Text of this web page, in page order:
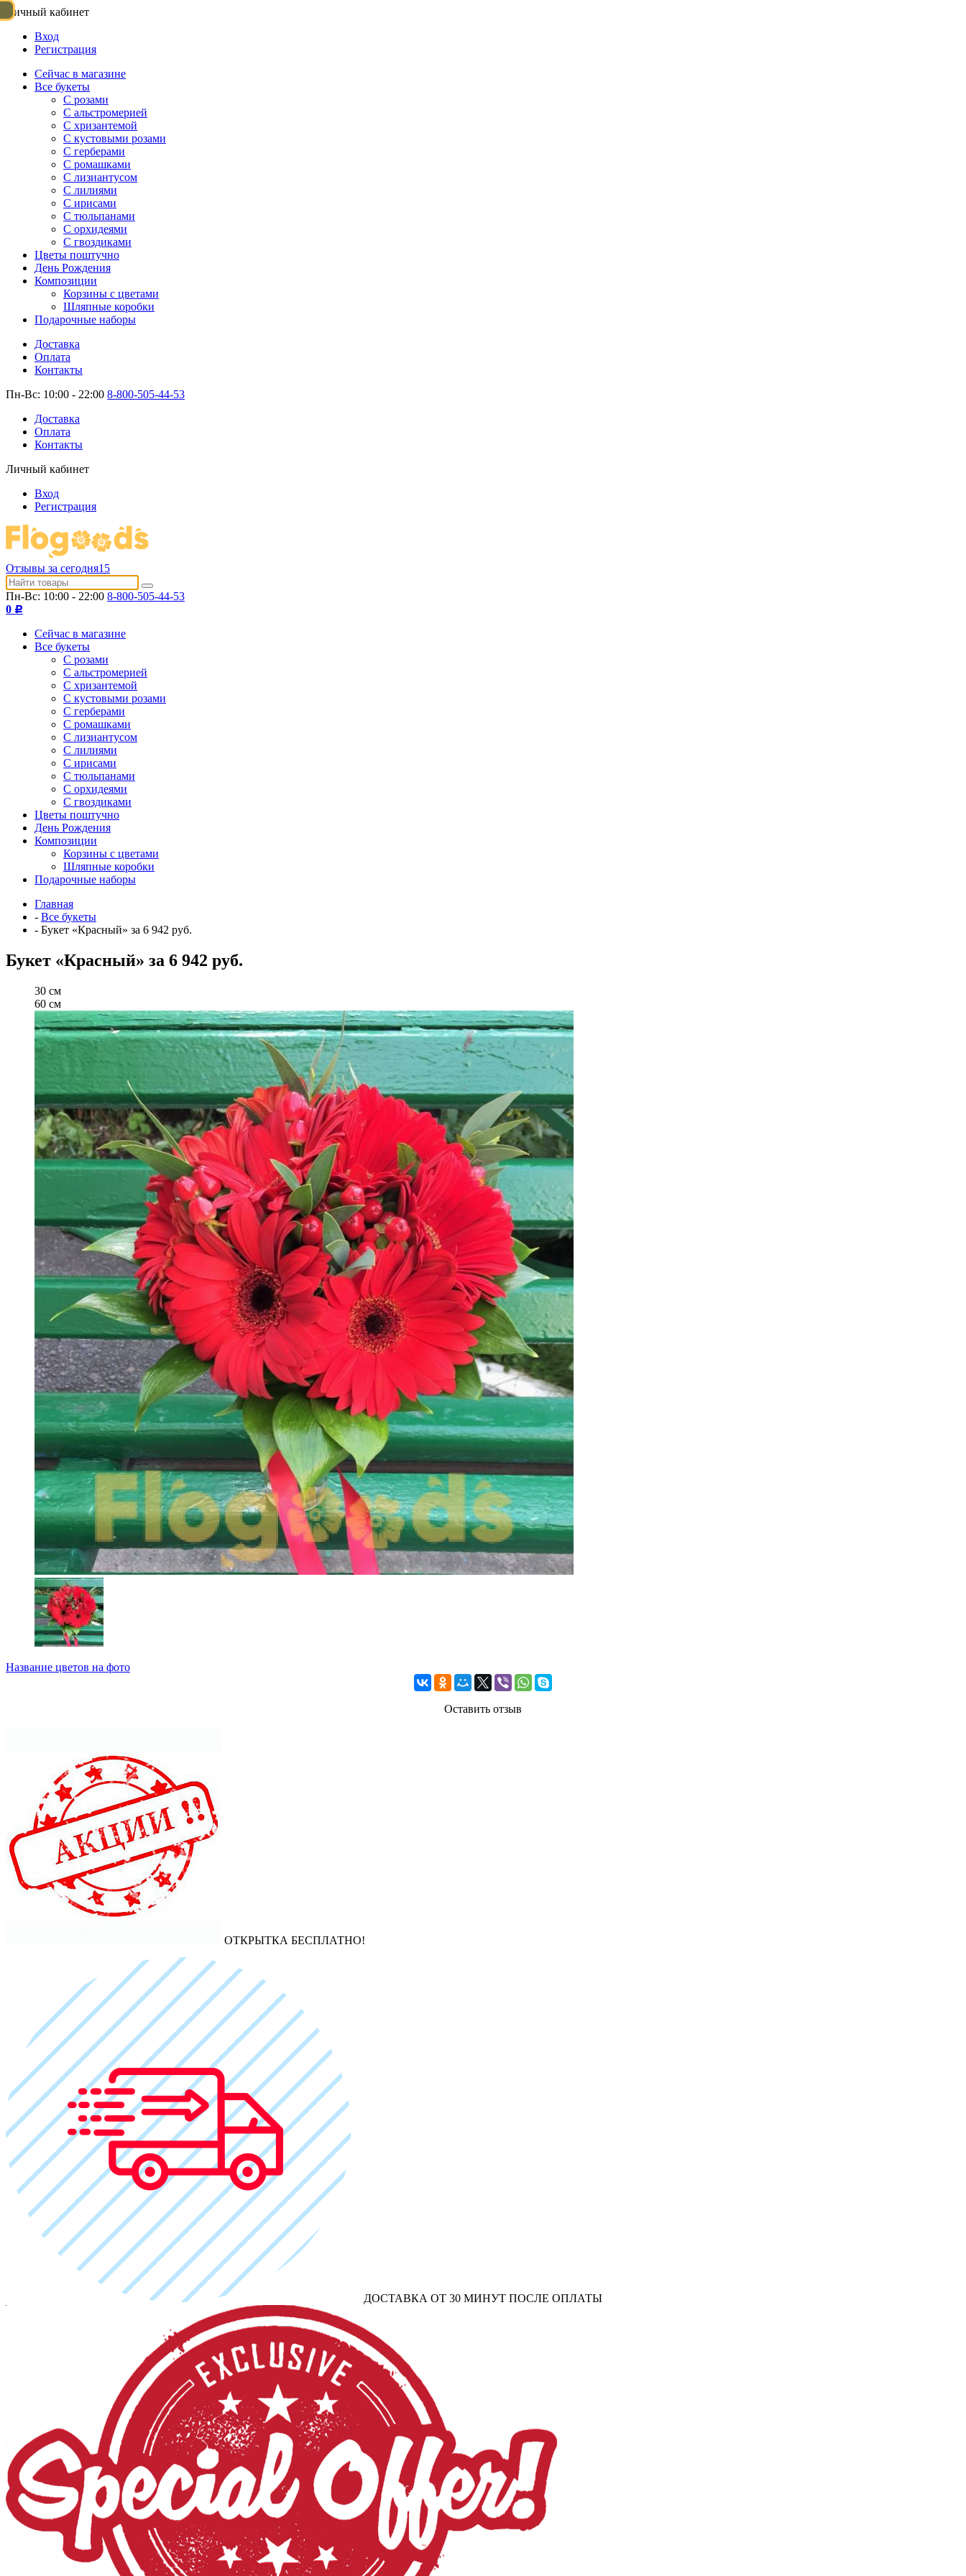
Личный кабинет
Вход
Регистрация
Сейчас в магазине
Все букеты
C розами
С альстромерией
С хризантемой
С кустовыми розами
С герберами
С ромашками
С лизиантусом
С лилиями
С ирисами
С тюльпанами
С орхидеями
С гвоздиками
Цветы поштучно
День Рождения
Композиции
Корзины с цветами
Шляпные коробки
Подарочные наборы
Доставка
Оплата
Контакты
Пн-Вс: 10:00 - 22:00 8-800-505-44-53
Доставка
Оплата
Контакты
Личный кабинет
Вход
Регистрация
Отзывы за сегодня15
Пн-Вс: 10:00 - 22:00 8-800-505-44-53
0 Р
Сейчас в магазине
Все букеты
C розами
С альстромерией
С хризантемой
С кустовыми розами
С герберами
С ромашками
С лизиантусом
С лилиями
С ирисами
С тюльпанами
С орхидеями
С гвоздиками
Цветы поштучно
День Рождения
Композиции
Корзины с цветами
Шляпные коробки
Подарочные наборы
Главная
- Все букеты
- Букет «Красный» за 6 942 руб.
Букет «Красный» за 6 942 руб.
30 см
60 см
Название цветов на фото
Оставить отзыв
ОТКРЫТКА БЕСПЛАТНО!
ДОСТАВКА ОТ 30 МИНУТ ПОСЛЕ ОПЛАТЫ